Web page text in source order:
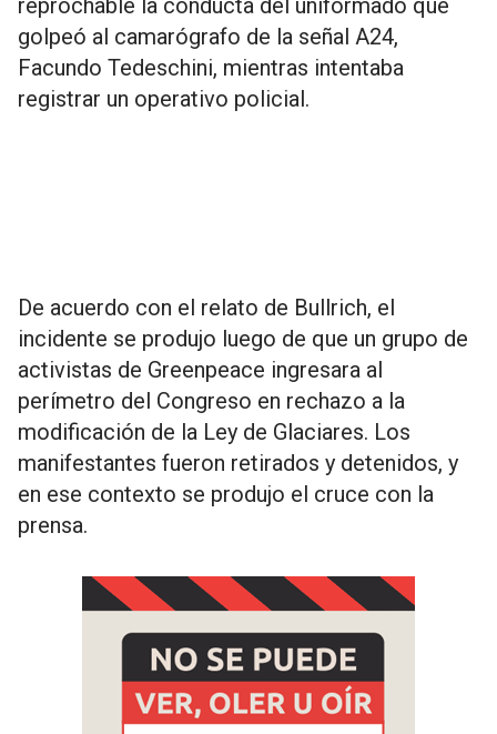
reprochable la conducta del uniformado que
golpeó al camarógrafo de la señal A24,
Facundo Tedeschini, mientras intentaba
registrar un operativo policial.
De acuerdo con el relato de Bullrich, el
incidente se produjo luego de que un grupo de
activistas de Greenpeace ingresara al
perímetro del Congreso en rechazo a la
modificación de la Ley de Glaciares. Los
manifestantes fueron retirados y detenidos, y
en ese contexto se produjo el cruce con la
prensa.